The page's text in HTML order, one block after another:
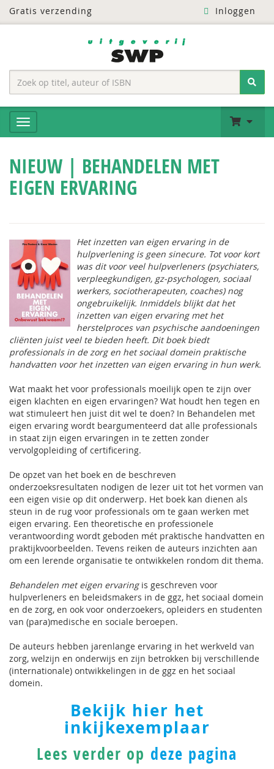
Gratis verzending Inloggen
NIEUW | BEHANDELEN MET
EIGEN ERVARING
Het inzetten van eigen ervaring in de
hulpverlening is geen sinecure. Tot voor kort
was dit voor veel hulpverleners (psychiaters,
verpleegkundigen, gz-psychologen, sociaal
werkers, sociotherapeuten, coaches) nog
ongebruikelijk. Inmiddels blijkt dat het
inzetten van eigen ervaring met het
herstelproces van psychische aandoeningen
cliënten juist veel te bieden heeft. Dit boek biedt
professionals in de zorg en het sociaal domein praktische
handvatten voor het inzetten van eigen ervaring in hun werk.
Wat maakt het voor professionals moeilijk open te zijn over
eigen klachten en eigen ervaringen? Wat houdt hen tegen en
wat stimuleert hen juist dit wel te doen? In Behandelen met
eigen ervaring wordt beargumenteerd dat alle professionals
in staat zijn eigen ervaringen in te zetten zonder
vervolgopleiding of certificering.
De opzet van het boek en de beschreven
onderzoeksresultaten nodigen de lezer uit tot het vormen van
een eigen visie op dit onderwerp. Het boek kan dienen als
steun in de rug voor professionals om te gaan werken met
eigen ervaring. Een theoretische en professionele
verantwoording wordt geboden mét praktische handvatten en
praktijkvoorbeelden. Tevens reiken de auteurs inzichten aan
om een lerende organisatie te ontwikkelen rondom dit thema.
Behandelen met eigen ervaringis geschreven voor
hulpverleners en beleidsmakers in de ggz, het sociaal domein
en de zorg, en ook voor onderzoekers, opleiders en studenten
van (para)medische en sociale beroepen.
De auteurs hebben jarenlange ervaring in het werkveld van
zorg, welzijn en onderwijs en zijn betrokken bij verschillende
(internationale) ontwikkelingen in de ggz en het sociaal
domein.
Bekijk hier het
inkijkexemplaar
Lees verder op deze pagina